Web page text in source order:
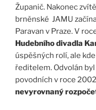
Županič. Nakonec
brněnské JAMU
Paravan v Praze. V
Hudebního divadla
úspěšných rolí, ale
ředitelem. Odvolán
povodních v roce
nevyrovnaný